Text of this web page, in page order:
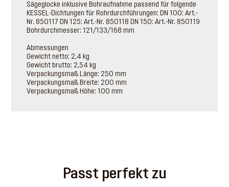
Sägeglocke inklusive Bohraufnahme passend für folgende
KESSEL-Dichtungen für Rohrdurchführungen: DN 100: Art.-
Nr. 850117 DN 125: Art.-Nr. 850118 DN 150: Art.-Nr. 850119
Bohrdurchmesser: 121/133/168 mm
Abmessungen
Gewicht netto: 2,4 kg
Gewicht brutto: 2,54 kg
Verpackungsmaß Länge: 250 mm
Verpackungsmaß Breite: 200 mm
Verpackungsmaß Höhe: 100 mm
Passt perfekt zu